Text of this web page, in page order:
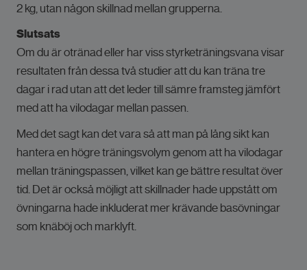
2 kg, utan någon skillnad mellan grupperna.
Slutsats
Om du är otränad eller har viss styrketräningsvana visar
resultaten från dessa två studier att du kan träna tre
dagar i rad utan att det leder till sämre framsteg jämfört
med att ha vilodagar mellan passen.
Med det sagt kan det vara så att man på lång sikt kan
hantera en högre träningsvolym genom att ha vilodagar
mellan träningspassen, vilket kan ge bättre resultat över
tid. Det är också möjligt att skillnader hade uppstått om
övningarna hade inkluderat mer krävande basövningar
som knäböj och marklyft.